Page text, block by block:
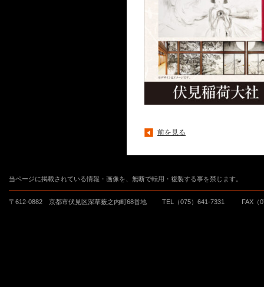
前を見る
当ページに掲載されている情報・画像を、無断で転用・複製する事を禁じます。
〒612-0882 京都市伏見区深草薮之内町68番地 TEL（075）641-7331 FAX（